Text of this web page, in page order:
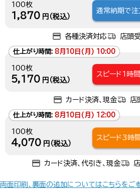
100枚
1,870 円（税込）
通常納期で注
各種決済対応 店頭
仕上がり時間: 8月10日(月) 10:00
100枚
5,170 円（税込）
スピード1時
カード決済、現金 店
仕上がり時間: 8月10日(月) 12:00
100枚
4,070 円（税込）
スピード3時
カード決済、代引き、現金
両面印刷、裏面の追加についてはこちらをご